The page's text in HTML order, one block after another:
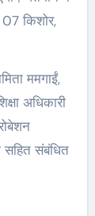
किशोर,
ममगाईं,
अधिकारी
सहित संबंधित